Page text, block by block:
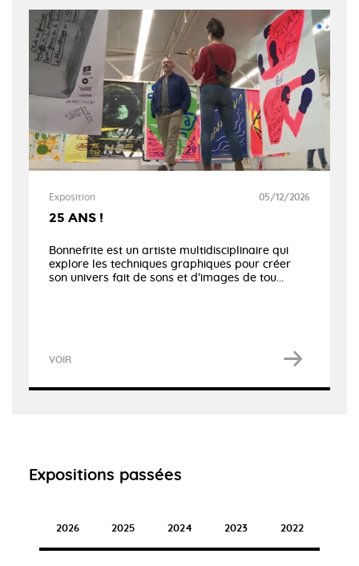
Exposition 05/12/2026
25 ANS !
Bonnefrite est un artiste multidisciplinaire qui
explore les techniques graphiques pour créer
son univers fait de sons et d’images de tou...
VOIR
Expositions passées
2026 2025 2024 2023 2022